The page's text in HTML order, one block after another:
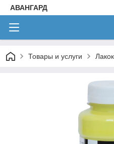
АВАНГАРД
Товары и услуги